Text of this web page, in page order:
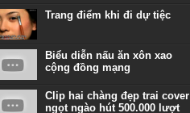
Trang điểm khi đi dự tiệc
Biểu diễn nấu ăn xôn xao
cộng đồng mạng
Clip hai chàng đẹp trai cover
ngọt ngào hút 500.000 lượt